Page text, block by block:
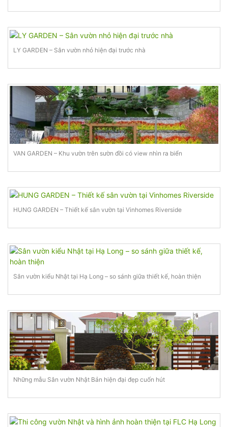
LY GARDEN – Sân vườn nhỏ hiện đại trước nhà
VAN GARDEN – Khu vườn trên sườn đồi có view nhìn ra biển
HUNG GARDEN – Thiết kế sân vườn tại Vinhomes Riverside
Sân vườn kiểu Nhật tại Hạ Long – so sánh giữa thiết kế, hoàn thiện
Những mẫu Sân vườn Nhật Bản hiện đại đẹp cuốn hút